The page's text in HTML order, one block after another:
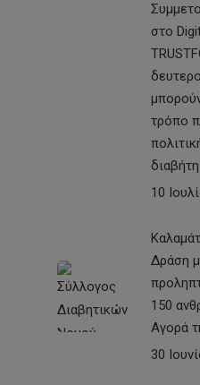
στο
τρόπο
10
Δράση
150
Αγορά
30